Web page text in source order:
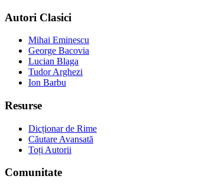
Autori Clasici
Mihai Eminescu
George Bacovia
Lucian Blaga
Tudor Arghezi
Ion Barbu
Resurse
Dicționar de Rime
Căutare Avansată
Toți Autorii
Comunitate